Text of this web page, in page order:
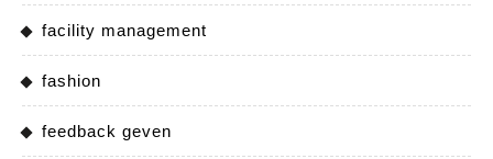
facility management
fashion
feedback geven